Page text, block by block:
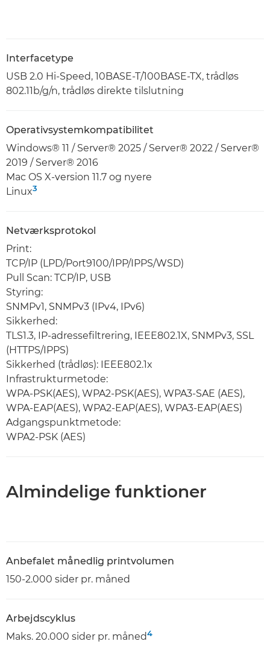
Interfacetype
USB 2.0 Hi-Speed, 10BASE-T/100BASE-TX, trådløs
802.11b/g/n, trådløs direkte tilslutning
Operativsystemkompatibilitet
Windows® 11 / Server® 2025 / Server® 2022 / Server®
2019 / Server® 2016
Mac OS X-version 11.7 og nyere
Linux3
Netværksprotokol
Print:
TCP/IP (LPD/Port9100/IPP/IPPS/WSD)
Pull Scan: TCP/IP, USB
Styring:
SNMPv1, SNMPv3 (IPv4, IPv6)
Sikkerhed:
TLS1.3, IP-adressefiltrering, IEEE802.1X, SNMPv3, SSL
(HTTPS/IPPS)
Sikkerhed (trådløs): IEEE802.1x
Infrastrukturmetode:
WPA-PSK(AES), WPA2-PSK(AES), WPA3-SAE (AES),
WPA-EAP(AES), WPA2-EAP(AES), WPA3-EAP(AES)
Adgangspunktmetode:
WPA2-PSK (AES)
Almindelige funktioner
Anbefalet månedlig printvolumen
150-2.000 sider pr. måned
Arbejdscyklus
Maks. 20.000 sider pr. måned4